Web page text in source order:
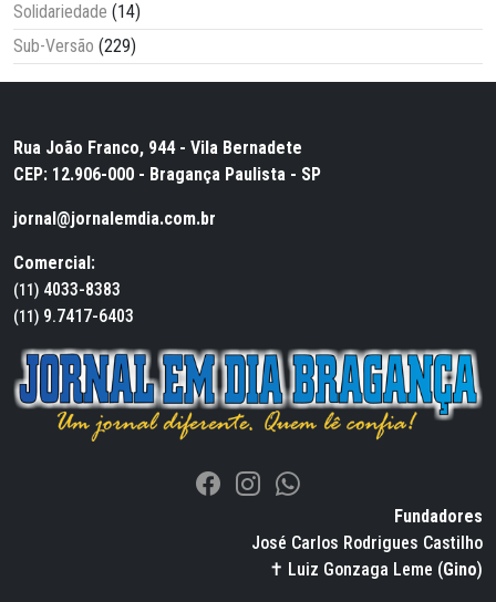
Solidariedade (14)
Sub-Versão (229)
Rua João Franco, 944 - Vila Bernadete
CEP: 12.906-000 - Bragança Paulista - SP
jornal@jornalemdia.com.br
Comercial:
(11) 4033-8383
(11) 9.7417-6403
Fundadores
José Carlos Rodrigues Castilho
✝ Luiz Gonzaga Leme (Gino)